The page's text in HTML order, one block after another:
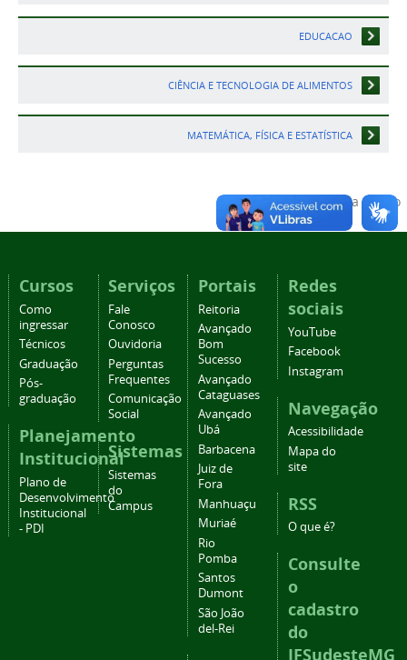
EDUCACAO
CIÊNCIA E TECNOLOGIA DE ALIMENTOS
MATEMÁTICA, FÍSICA E ESTATÍSTICA
Voltar para o topo
Cursos
Como
ingressar
Técnicos
Graduação
Pós-
graduação
Planejamento
Institucional
Plano de
Desenvolvimento
Institucional
- PDI
Serviços
Fale
Conosco
Ouvidoria
Perguntas
Frequentes
Comunicação
Social
Sistemas
Sistemas
do
Campus
Portais
Reitoria
Avançado
Bom
Sucesso
Avançado
Cataguases
Avançado
Ubá
Barbacena
Juiz de
Fora
Manhuaçu
Muriaé
Rio
Pomba
Santos
Dumont
São João
del-Rei
Redes
sociais
YouTube
Facebook
Instagram
Navegação
Acessibilidade
Mapa do
site
RSS
O que é?
Consulte
o
cadastro
do
IFSudesteMG